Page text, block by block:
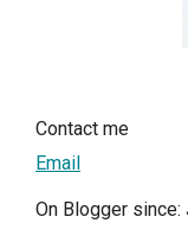
Contact me
Email
On Blogger